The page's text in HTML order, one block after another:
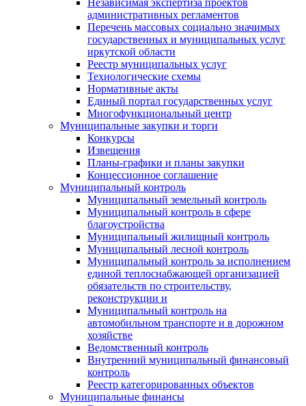
Независимая экспертиза проектов
административных регламентов
Перечень массовых социально значимых
государственных и муниципальных услуг
иркутской области
Реестр муниципальных услуг
Технологические схемы
Нормативные акты
Единый портал государственных услуг
Многофункциональный центр
Муниципальные закупки и торги
Конкурсы
Извещения
Планы-графики и планы закупки
Концессионное соглашение
Муниципальный контроль
Муниципальный земельный контроль
Муниципальный контроль в сфере
благоустройства
Муниципальный жилищный контроль
Муниципальный лесной контроль
Муниципальный контроль за исполнением
единой теплоснабжающей организацией
обязательств по строительству,
реконструкции и
Муниципальный контроль на
автомобильном транспорте и в дорожном
хозяйстве
Ведомственный контроль
Внутренний муниципальный финансовый
контроль
Реестр категорированных объектов
Муниципальные финансы